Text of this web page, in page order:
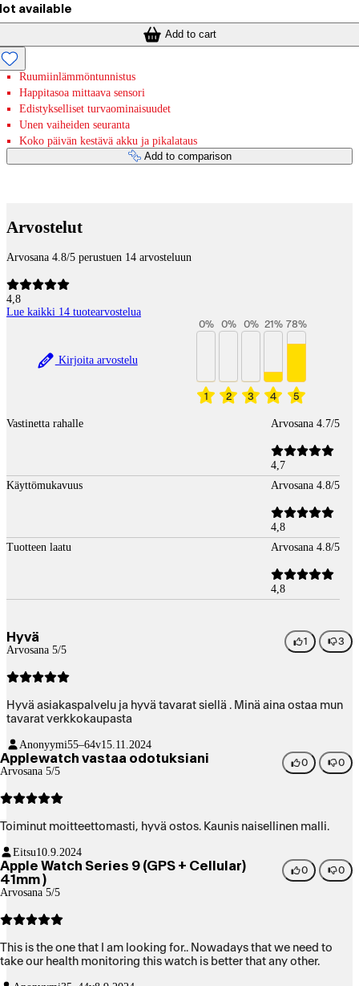
available
Add to cart
Ruumiinlämmöntunnistus
Happitasoa mittaava sensori
Edistykselliset turvaominaisuudet
Unen vaiheiden seuranta
Koko päivän kestävä akku ja pikalataus
Add to comparison
Arvostelut
Arvosana 4.8/5 perustuen 14 arvosteluun
4,8
Lue kaikki 14 tuotearvostelua
Kirjoita arvostelu
1
0%
2
0%
3
0%
4
21%
5
78%
Vastinetta rahalle Arvosana 4.7/5
4,7
Käyttömukavuus
Arvosana 4.8/5
4,8
Tuotteen laatu
Arvosana 4.8/5
4,8
Hyvä
Arvosana 5/5
1 3
Hyvä asiakaspalvelu ja hyvä tavarat siellä . Minä aina ostaa mun
tavarat verkkokaupasta
Anonyymi55–64v15.11.2024
Applewatch vastaa odotuksiani
Arvosana 5/5
0 0
Toiminut moitteettomasti, hyvä ostos. Kaunis naisellinen malli.
Eitsu10.9.2024
Apple Watch Series 9 (GPS + Cellular)
41mm )
Arvosana 5/5
0 0
This is the one that I am looking for.. Nowadays that we need to
take our health monitoring this watch is better that any other.